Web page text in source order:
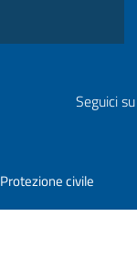
Seguici su
Protezione civile